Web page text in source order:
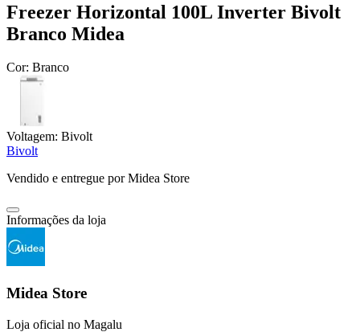
Freezer Horizontal 100L Inverter Bivolt
Branco Midea
Cor: Branco
Voltagem: Bivolt
Bivolt
Vendido e entregue por Midea Store
Informações da loja
Midea Store
Loja oficial no Magalu